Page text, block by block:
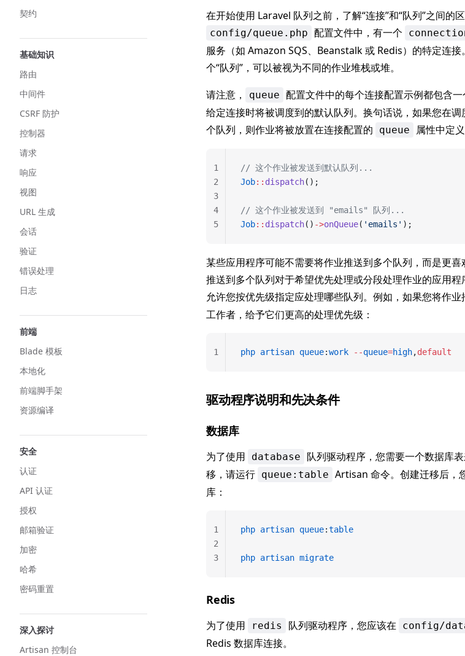
契约
基础知识
路由
中间件
CSRF 防护
控制器
请求
响应
视图
URL 生成
会话
验证
错误处理
日志
前端
Blade 模板
本地化
前端脚手架
资源编译
安全
认证
API 认证
授权
邮箱验证
加密
哈希
密码重置
深入探讨
Artisan 控制台
在开始使用 Laravel 队列之前，了解“连接”和“队列”之间的
config/queue.php 配置文件中，有一个
服务（如 Amazon SQS、Beanstalk 或 Redis）的特定连
个“队列”，可以被视为不同的作业堆栈或堆。
请注意，
queue 配置文件中的每个连接配置示例都包含一
给定连接时将被调度到的默认队列。换句话说，如果您在
个队列，则作业将被放置在连接配置的
queue 属性中定
// 这个作业被发送到默认队列...
Job:: dispatch();
// 这个作业被发送到 "emails" 队列...
Job:: dispatch() ->onQueue( 'emails' );
1
2
3
4
5
某些应用程序可能不需要将作业推送到多个队列，而是更
推送到多个队列对于希望优先处理或分段处理作业的应用
允许您按优先级指定应处理哪些队列。例如，如果您将作业
工作者，给予它们更高的处理优先级：
php artisan queue:work --queue=high,default
1
驱动程序说明和先决条件
数据库
为了使用 database
队列驱动程序，您需要一个数据库
移，请运行 queue:table Artisan 命令。创建迁移后，
库：
php artisan queue:table
php artisan migrate
1
2
3
Redis
为了使用 redis 队列驱动程序，您应该在 config/
Redis 数据库连接。